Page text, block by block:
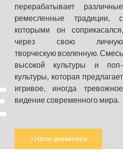
перерабатывает различные
ремесленные традиции, с
которыми он соприкасался,
через свою личную
творческую вселенную. Смесь
высокой культуры и поп-
культуры, которая предлагает
игривое, иногда тревожное
видение современного мира.
Наши дизайнеры